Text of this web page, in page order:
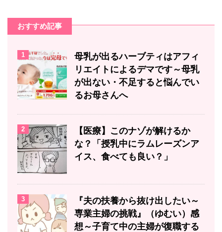
おすすめ記事
1
母乳が出るハーブティはアフィ
リエイトによるデマです～母乳
が出ない・不足すると悩んでい
るお母さんへ
2
【医療】このナゾが解けるか
な？「授乳中にラムレーズンア
イス、食べても良い？」
3
『夫の扶養から抜け出したい～
専業主婦の挑戦』（ゆむい）感
想～子育て中の主婦が復職する